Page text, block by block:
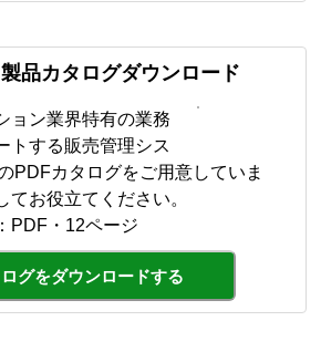
品カタログダウンロード
ョン業界特有の業務
トする販売管理シス
PDFカタログをご用意していま
てお役立てください。
PDF・12ページ
グをダウンロードする